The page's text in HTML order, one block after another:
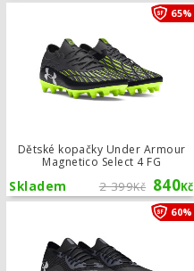
Dětské kopačky Under Armour
Magnetico Select 4 FG
2 399Kč 840Kč
Skladem
65%
60%